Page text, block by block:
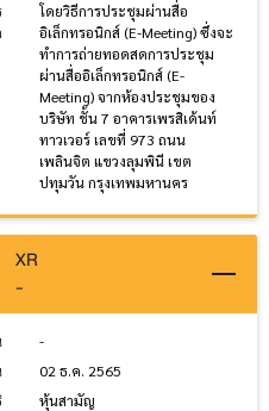
โดยวิธีการประชุมผ่านสื่อ
อิเล็กทรอนิกส์ (E-Meeting) ซึ่งจะ
ทำการถ่ายทอดสดการประชุม
ผ่านสื่ออิเล็กทรอนิกส์ (E-
Meeting) จากห้องประชุมของ
บริษัท ชั้น 7 อาคารเพรสิเด้นท์
ทาวเวอร์ เลขที่ 973 ถนน
เพลินจิต แขวงลุมพินี เขต
ปทุมวัน กรุงเทพมหานคร
XR
-
-
02 ธ.ค. 2565
หุ้นสามัญ